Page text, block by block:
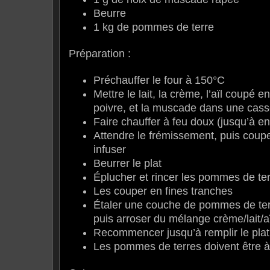
Beurre
1 kg de pommes de terre
Préparation :
Préchauffer le four à 150°C
Mettre le lait, la crème, l’aïl coupé
poivre, et la muscade dans une
Faire chauffer à feu doux (jusqu’à
Attendre le frémissement, puis
infuser
Beurrer le plat
Éplucher et rincer les pommes de
Les couper en fines tranches
Étaler une couche de pommes de
puis arroser du mélange crème/lait/
Recommencer jusqu’à remplir le plat
Les pommes de terres doivent être